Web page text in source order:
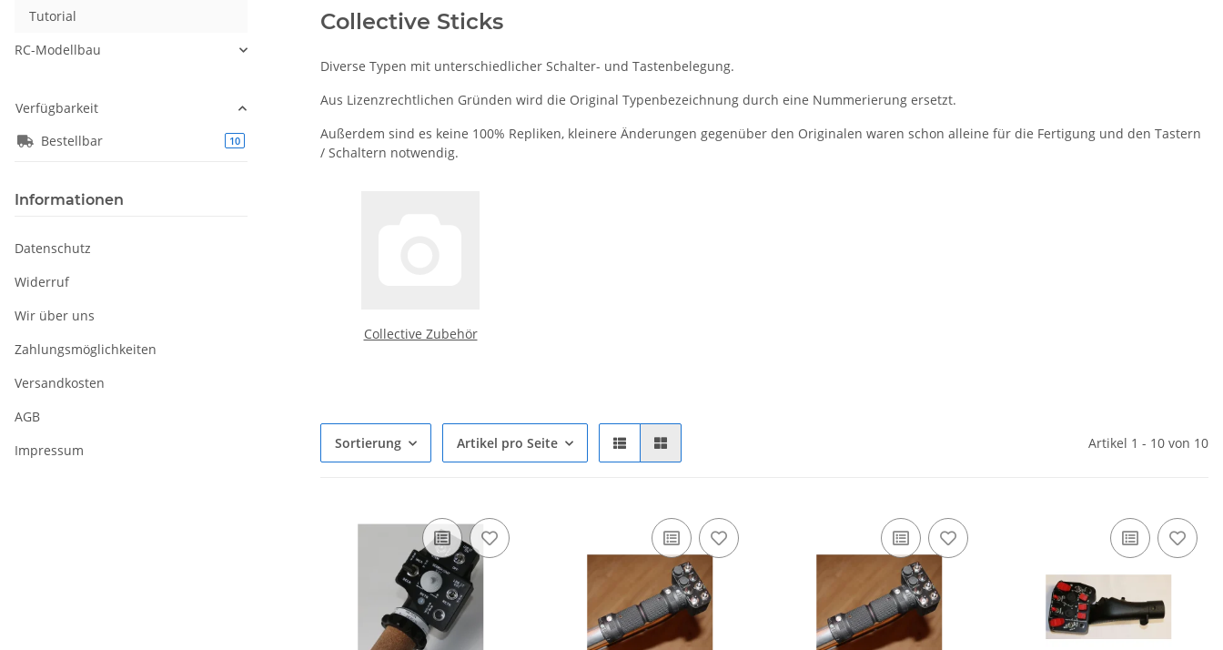
Collective Sticks
Diverse Typen mit unterschiedlicher Schalter- und Tastenbelegung.
Aus Lizenzrechtlichen Gründen wird die Original Typenbezeichnung durch eine Nummerierung ersetzt.
Außerdem sind es keine 100% Repliken, kleinere Änderungen gegenüber den Originalen waren schon alleine für die Fertigung und den Tastern
/ Schaltern notwendig.
Collective Zubehör
Sortierung Artikel pro Seite Artikel 1 - 10 von 10
Tutorial
RC-Modellbau
Verfügbarkeit
Bestellbar
10Artikel gefunden
Informationen
Datenschutz
Widerruf
Wir über uns
Zahlungsmöglichkeiten
Versandkosten
AGB
Impressum